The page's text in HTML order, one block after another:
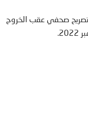
تصريح صحفي عقب الخروج